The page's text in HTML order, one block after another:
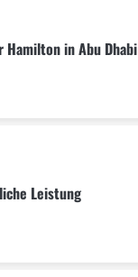
in Abu Dhabi
Leistung